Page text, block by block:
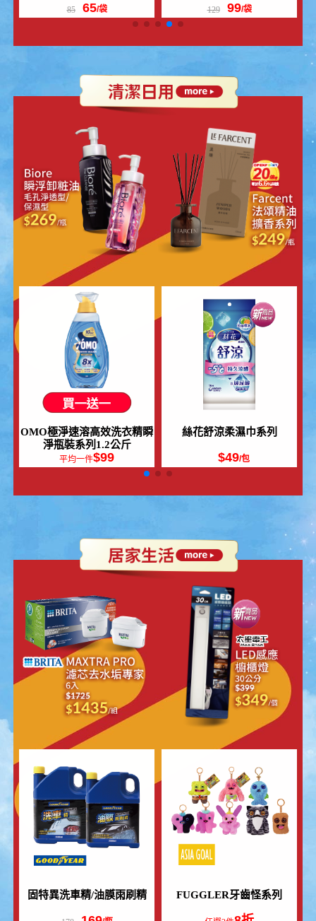
平均一件$80 平均一件$24.5
刷樂牙線棒系列
$359/包
蘇菲清新涼感衛生棉系列
平均一件$64.5
寶可夢變形系列 好開耐熱袋